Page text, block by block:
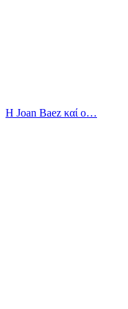
Η Joan Baez καί ο…